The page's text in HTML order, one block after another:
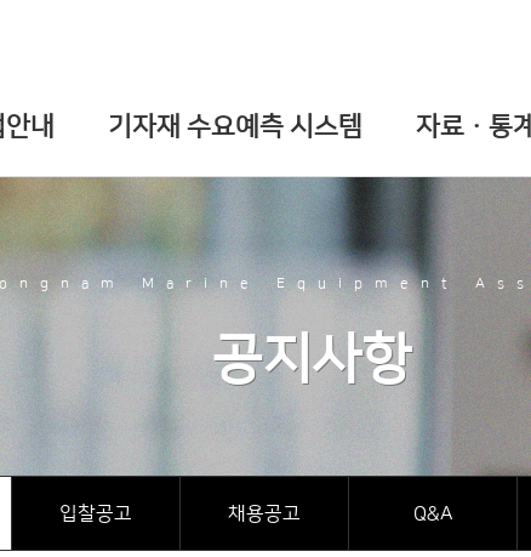
내 기자재 수요예측 시스템 자료ㆍ통계
Marine Equipment
공지사항
입찰공고 채용공고 Q&A